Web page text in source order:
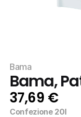
Bama
Bama,
37,69 €
Confezione 20l